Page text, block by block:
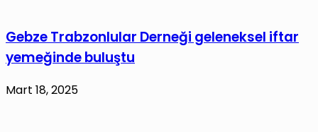
Gebze Trabzonlular Derneği geleneksel iftar
yemeğinde buluştu
Mart 18, 2025